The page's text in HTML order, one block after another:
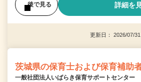
後で見る 詳細を
更新日： 2026/07/
茨城県の保育士および保育補助
一般社団法人いばらき保育サポートセンター